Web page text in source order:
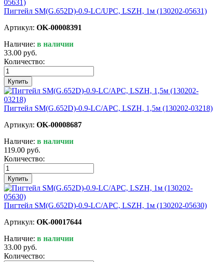
Пигтейл SM(G.652D)-0.9-LC/UPC, LSZH, 1м (130202-05631)
Артикул: OK-00008391
Наличие: в наличии
33.00 руб.
Количество:
Купить
Пигтейл SM(G.652D)-0.9-LC/APC, LSZH, 1,5м (130202-03218)
Артикул: OK-00008687
Наличие: в наличии
119.00 руб.
Количество:
Купить
Пигтейл SM(G.652D)-0.9-LC/APC, LSZH, 1м (130202-05630)
Артикул: OK-00017644
Наличие: в наличии
33.00 руб.
Количество: